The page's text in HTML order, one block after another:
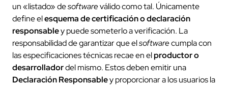
un «listado» desoftwareválido como tal. Únicamente
define elesquema de certificación o declaración
responsabley puede someterlo a verificación. La
responsabilidad de garantizar que elsoftwarecumpla con
las especificaciones técnicas recae en elproductor o
desarrolladordel mismo. Estos deben emitir una
Declaración Responsabley proporcionar a los usuarios la